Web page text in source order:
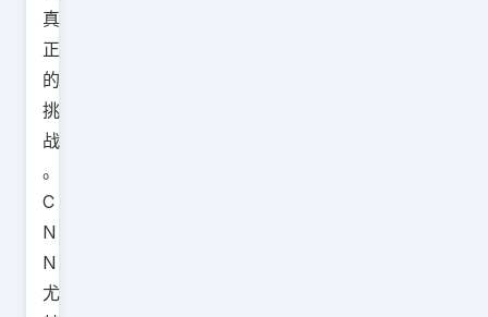
真
正
的
挑
战
。
C
N
N
尤